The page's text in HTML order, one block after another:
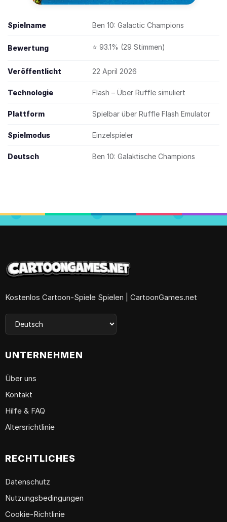
Spielname Ben 10: Galactic Champions
Bewertung ⭐ 93.1% (29 Stimmen)
Veröffentlicht 22 April 2026
Technologie Flash – Über Ruffle simuliert
Plattform Spielbar über Ruffle Flash Emulator
Spielmodus Einzelspieler
Deutsch Ben 10: Galaktische Champions
Kostenlos Cartoon-Spiele Spielen | CartoonGames.net
UNTERNEHMEN
Über uns
Kontakt
Hilfe & FAQ
Altersrichtlinie
RECHTLICHES
Datenschutz
Nutzungsbedingungen
Cookie-Richtlinie